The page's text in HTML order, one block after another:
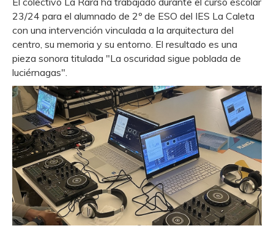
23/24 para el alumnado de 2º de ESO del IES La Caleta
con una intervención vinculada a la arquitectura del
centro, su memoria y su entorno. El resultado es una
pieza sonora titulada "La oscuridad sigue poblada de
luciérnagas".